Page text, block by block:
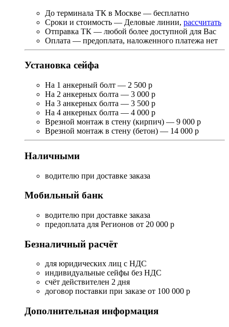
До терминала ТК в Москве — бесплатно
Сроки и стоимость — Деловые линии, рассчитать
Отправка ТК — любой более доступной для Вас
Оплата — предоплата, наложенного платежа нет
Установка сейфа
На 1 анкерный болт — 2 500 р
На 2 анкерных болта — 3 000 р
На 3 анкерных болта — 3 500 р
На 4 анкерных болта — 4 000 р
Врезной монтаж в стену (кирпич) — 9 000 р
Врезной монтаж в стену (бетон) — 14 000 р
Наличными
водителю при доставке заказа
Мобильный банк
водителю при доставке заказа
предоплата для Регионов от 20 000 р
Безналичный расчёт
для юридических лиц с НДС
индивидуальные сейфы без НДС
счёт действителен 2 дня
договор поставки при заказе от 100 000 р
Дополнительная информация